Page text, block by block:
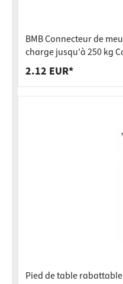
BMB Connecteur de
charge jusqu'à 250 kg
SOLID MF
2.12 EUR*
Pied de table rabattable